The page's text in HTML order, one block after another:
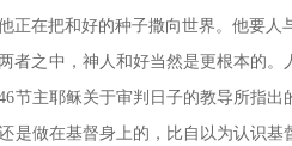
正在把和好的种子撒向世界。他要
者之中，神人和好当然是更根本的
节主耶稣关于审判日子的教导所指
是做在基督身上的，比自以为认识